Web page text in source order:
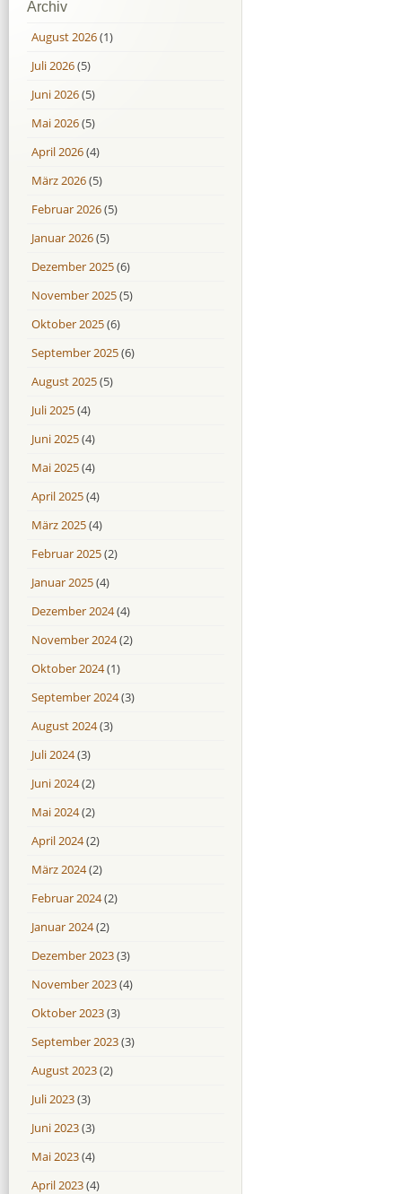
Archiv
August 2026(1)
Juli 2026(5)
Juni 2026(5)
Mai 2026(5)
April 2026(4)
März 2026(5)
Februar 2026(5)
Januar 2026(5)
Dezember 2025(6)
November 2025(5)
Oktober 2025(6)
September 2025(6)
August 2025(5)
Juli 2025(4)
Juni 2025(4)
Mai 2025(4)
April 2025(4)
März 2025(4)
Februar 2025(2)
Januar 2025(4)
Dezember 2024(4)
November 2024(2)
Oktober 2024(1)
September 2024(3)
August 2024(3)
Juli 2024(3)
Juni 2024(2)
Mai 2024(2)
April 2024(2)
März 2024(2)
Februar 2024(2)
Januar 2024(2)
Dezember 2023(3)
November 2023(4)
Oktober 2023(3)
September 2023(3)
August 2023(2)
Juli 2023(3)
Juni 2023(3)
Mai 2023(4)
April 2023(4)